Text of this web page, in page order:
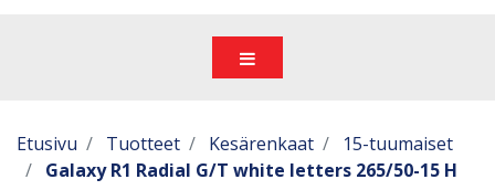
Etusivu Tuotteet Kesärenkaat
15-tuumaiset
Galaxy R1 Radial G/T white letters 265/50-15 H